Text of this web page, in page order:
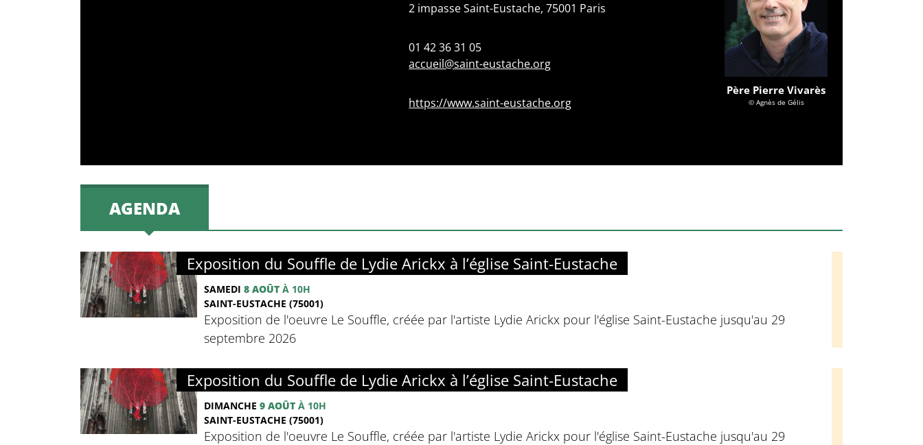
2 impasse Saint-Eustache, 75001 Paris
01 42 36 31 05
accueil@saint-eustache.org
https://www.saint-eustache.org
Père Pierre Vivarès
© Agnès de Gélis
AGENDA
Exposition du Souffle de Lydie Arickx à l’église Saint-Eustache
SAMEDI 8 AOÛT À 10H
SAINT-EUSTACHE (75001)
Exposition de l'oeuvre Le Souffle, créée par l'artiste Lydie Arickx pour l'église Saint-Eustache jusqu'au 29
septembre 2026
Exposition du Souffle de Lydie Arickx à l’église Saint-Eustache
DIMANCHE 9 AOÛT À 10H
SAINT-EUSTACHE (75001)
Exposition de l'oeuvre Le Souffle, créée par l'artiste Lydie Arickx pour l'église Saint-Eustache jusqu'au 29